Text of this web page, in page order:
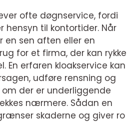
ofte døgnservice, fordi
hensyn til kontortider. Når
en sen aften eller en
for et firma, der kan rykke
En erfaren kloakservice kan
udføre rensning og
der er underliggende
nærmere. Sådan en
skaderne og giver ro